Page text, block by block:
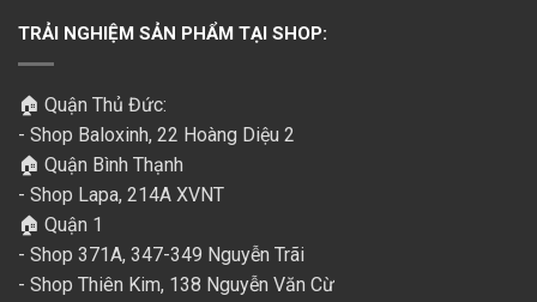
TRẢI NGHIỆM SẢN PHẨM TẠI SHOP:
🏠 Quận Thủ Đức:
- Shop Baloxinh, 22 Hoàng Diệu 2
🏠 Quận Bình Thạnh
- Shop Lapa, 214A XVNT
🏠 Quận 1
- Shop 371A, 347-349 Nguyễn Trãi
- Shop Thiên Kim, 138 Nguyễn Văn Cừ